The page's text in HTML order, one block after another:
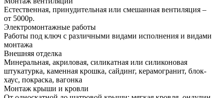
Естественная, принудительная или смешанная вентиляция –
от 5000р.
Электромонтажные работы
Работы под ключ с различными видами исполнения и видами
монтажа
Внешняя отделка
Минеральная, акриловая, силикатная или силиконовая
штукатурка, каменная крошка, сайдинг, керамогранит, блок-
хаус, покраска, вагонка
Монтаж крыши и кровли